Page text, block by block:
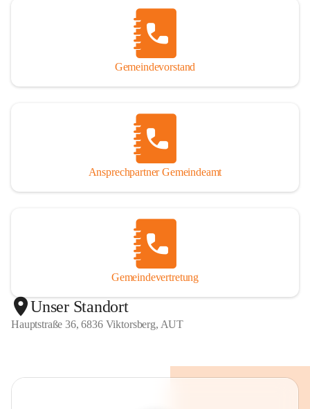
Gemeindevorstand
Ansprechpartner Gemeindeamt
Gemeindevertretung
Unser Standort
Hauptstraße 36, 6836 Viktorsberg, AUT